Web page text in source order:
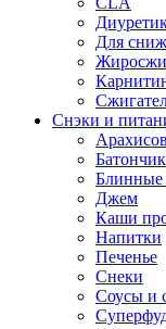
Для
Снэки и
Блинные
Джем
Каши
Напитки
Печенье
Снеки
Соусы и